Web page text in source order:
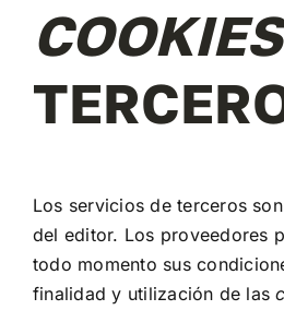
Los servicios de terceros
del editor. Los proveedores
todo momento sus
finalidad y utilización de las